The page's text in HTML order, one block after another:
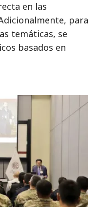
en las
para
temáticas, se
basados en